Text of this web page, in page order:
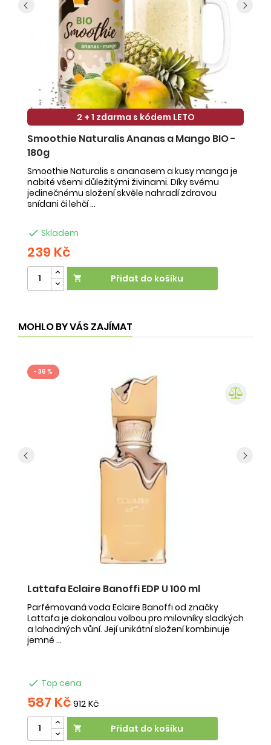
2 + 1 zdarma s kódem LETO
Smoothie Naturalis Ananas a Mango BIO -
180g
Smoothie Naturalis s ananasem a kusy manga je
nabité všemi důležitými živinami. Díky svému
jedinečnému složení skvěle nahradí zdravou
snídani či lehčí ...
 Skladem
239 Kč
 Přidat do košíku
MOHLO BY VÁS ZAJÍMAT
- 36 %
Lattafa Eclaire Banoffi EDP U 100 ml
Parfémovaná voda Eclaire Banoffi od značky
Lattafa je dokonalou volbou pro milovníky sladkých
a lahodných vůní. Její unikátní složení kombinuje
jemné ...
 Top cena
587 Kč912 Kč
 Přidat do košíku